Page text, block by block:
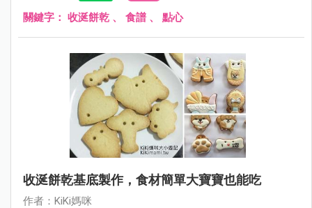
關鍵字： 收涎餅乾 、 食譜 、 點心
收涎餅乾基底製作，食材簡單大寶寶也能吃
作者：KiKi媽咪